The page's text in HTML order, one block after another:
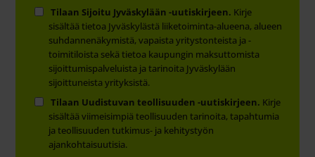
Tilaan Sijoitu Jyväskylään -uutiskirjeen. Kirje
sisältää tietoa Jyväskylästä liiketoiminta-alueena, alueen
suhdannenäkymistä, vapaista yritystonteista ja -
toimitiloista sekä tietoa kaupungin maksuttomista
sijoittumispalveluista ja tarinoita Jyväskylään
sijoittuneista yrityksistä.
Tilaan Uudistuvan teollisuuden -uutiskirjeen. Kirje
sisältää viimeisimpiä teollisuuden tarinoita, tapahtumia
ja teollisuuden tutkimus- ja kehitystyön
ajankohtaisuutisia.